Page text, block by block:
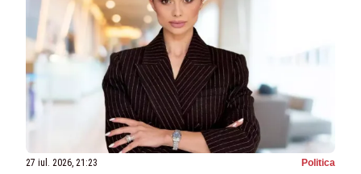
27 iul. 2026, 21:23 Politica